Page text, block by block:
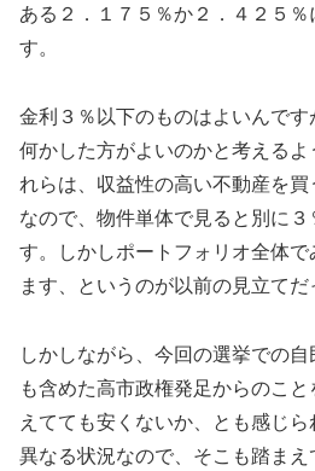
ある２．１７５％か２．４２５％
す。
金利３％以下のものはよいんで
何かした方がよいのかと考えるよ
れらは、収益性の高い不動産を
なので、物件単体で見ると別に
す。しかしポートフォリオ全体
ます、というのが以前の見立てだ
しかしながら、今回の選挙での
も含めた高市政権発足からのこ
えてても安くないか、とも感じら
異なる状況なので、そこも踏ま